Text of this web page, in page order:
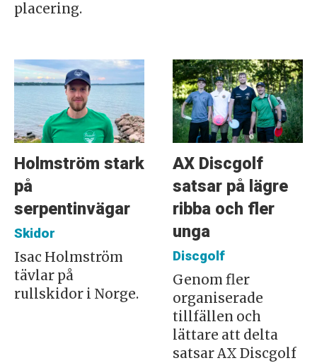
placering.
Holmström stark
på
serpentinvägar
Skidor
Isac Holmström
tävlar på
rullskidor i Norge.
AX Discgolf
satsar på lägre
ribba och fler
unga
Discgolf
Genom fler
organiserade
tillfällen och
lättare att delta
satsar AX Discgolf